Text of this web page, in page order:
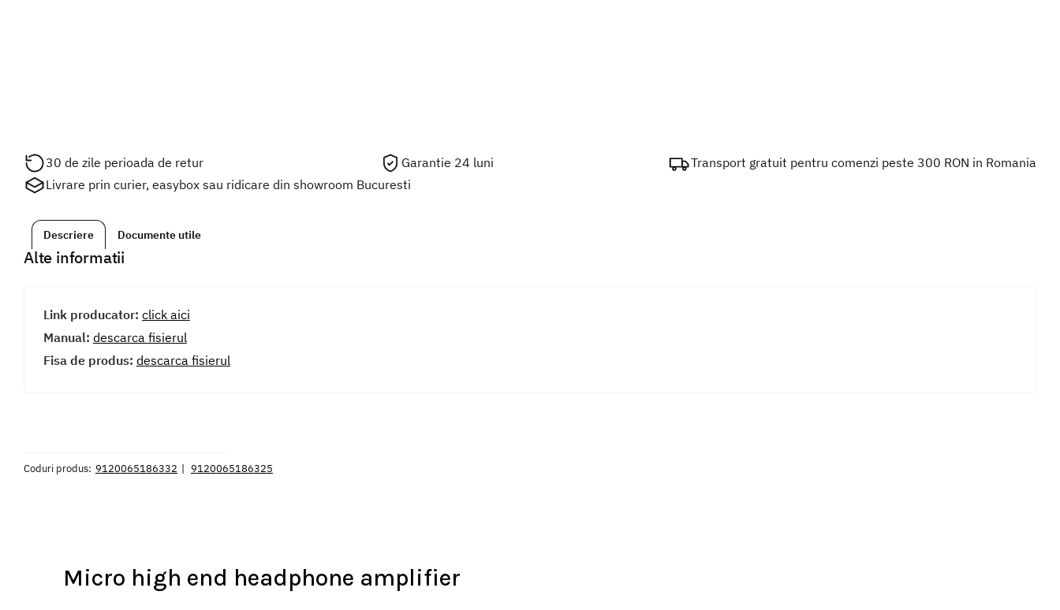
30 de zile perioada de retur Garantie 24 luni
Transport gratuit pentru comenzi peste 300 RON in Romania
Livrare prin curier, easybox sau ridicare din showroom Bucuresti
Descriere Documente utile
Alte informatii
Link producator: click aici
Manual: descarca fisierul
Fisa de produs: descarca fisierul
Coduri produs: 9120065186332 9120065186325
Micro high end headphone amplifier